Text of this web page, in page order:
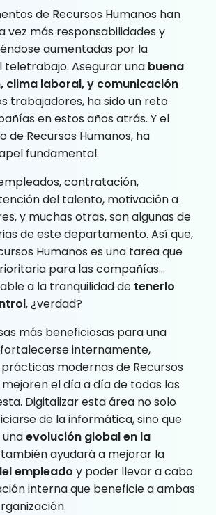
de Recursos Humanos han
vez más responsabilidades y
aumentadas por la
teletrabajo. Asegurar una buena
clima laboral, y comunicación
trabajadores, ha sido un reto
en estos años atrás. Y el
Recursos Humanos, ha
fundamental.
contratación,
del talento, motivación a
y muchas otras, son algunas de
de este departamento. Así que,
Humanos es una tarea que
para las compañías…
a la tranquilidad de tenerlo
, ¿verdad?
más beneficiosas para una
internamente,
modernas de Recursos
el día a día de todas las
Digitalizar esta área no solo
de la informática, sino que
evolución global en la
también ayudará a mejorar la
empleado y poder llevar a cabo
interna que beneficie a ambas